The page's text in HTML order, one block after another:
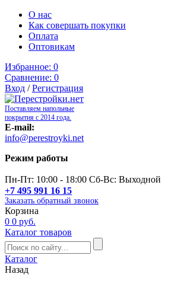
О нас
Как совершать покупки
Оплата
Оптовикам
Избранное: 0
Сравнение: 0
Вход /Регистрация
Поставляем напольные
покрытия с 2014 года.
E-mail:
info@perestroyki.net
Режим работы
Пн-Пт: 10:00 - 18:00 Сб-Вс: Выходной
+7 495 991 16 15
Заказать обратный звонок
Корзина
0 0 руб.
Каталог товаров
Каталог
Назад